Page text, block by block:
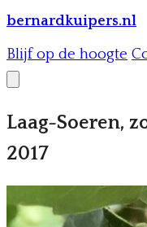
bernardkuipers.nl
Blijf op de hoogte
Laag-Soeren,
2017